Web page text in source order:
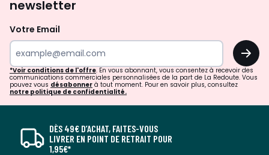
newsletter
Votre Email
OK
*Voir conditions de l'offre. En vous abonnant, vous consentez à recevoir des
communications commerciales personnalisées de la part de La Redoute. Vous
pouvez vous désabonner à tout moment. Pour en savoir plus, consultez
notre politique de confidentialité.
DÈS 49€ D’ACHAT, FAITES-VOUS
LIVRER EN POINT DE RETRAIT POUR
1,95€*